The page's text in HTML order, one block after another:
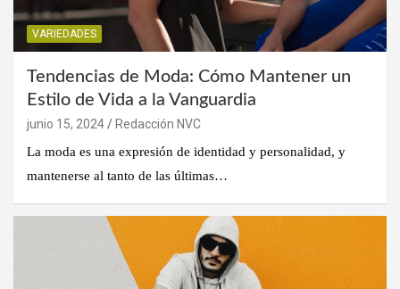
VARIEDADES
Tendencias de Moda: Cómo Mantener un
Estilo de Vida a la Vanguardia
junio 15, 2024
Redacción NVC
La moda es una expresión de identidad y personalidad, y
mantenerse al tanto de las últimas…